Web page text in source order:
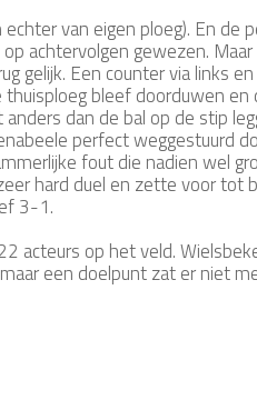
van eigen ploeg). En de
achtervolgen gewezen.
gelijk. Een counter via links
bleef doorduwen en
dan de bal op de stip
perfect weggestuurd
fout die nadien wel
hard duel en zette voor tot
3-1.
acteurs op het veld.
een doelpunt zat er niet